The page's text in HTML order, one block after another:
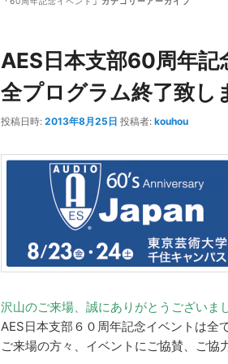
テ
ン
移
動
ン
ツ
動
AES日本支部60周年記
全プログラム終了致し
投稿日時: 2013年8月25日 投稿者: kouhou
沢山のご来場、誠にありがとうございま
AES日本支部６０周年記念イベントは全
ご来場の方々、イベントにご協賛、ご協